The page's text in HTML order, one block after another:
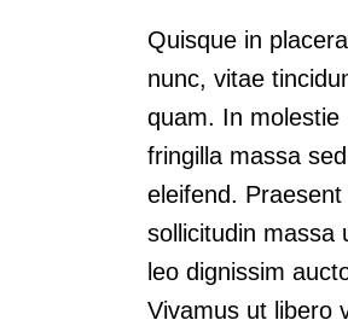
Quisque in
nunc, vitae
quam. In molestie
fringilla massa sed
eleifend. Praesent
sollicitudin massa
leo dignissim
Vivamus ut libero